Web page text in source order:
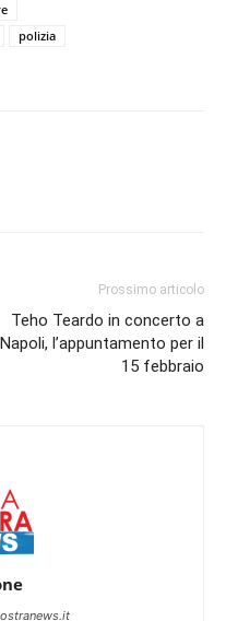
polizia
Prossimo articolo
Teho Teardo in concerto a
Napoli, l’appuntamento per il
15 febbraio